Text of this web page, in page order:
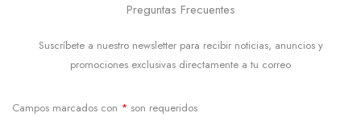
Preguntas Frecuentes
Suscríbete a nuestro newsletter para recibir noticias, anuncios y
promociones exclusivas directamente a tu correo
Campos marcados con * son requeridos